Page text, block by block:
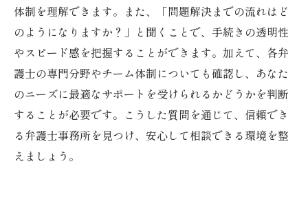
体制を理解できます。また、「問題解決までの流れはど
のようになりますか？」と聞くことで、手続きの透明性
やスピード感を把握することができます。加えて、各弁
護士の専門分野やチーム体制についても確認し、あなた
のニーズに最適なサポートを受けられるかどうかを判断
することが必要です。こうした質問を通じて、信頼でき
る弁護士事務所を見つけ、安心して相談できる環境を整
えましょう。